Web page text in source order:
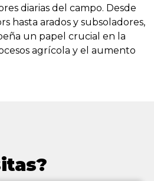
diarias del campo. Desde
hasta arados y subsoladores,
un papel crucial en la
agrícola y el aumento